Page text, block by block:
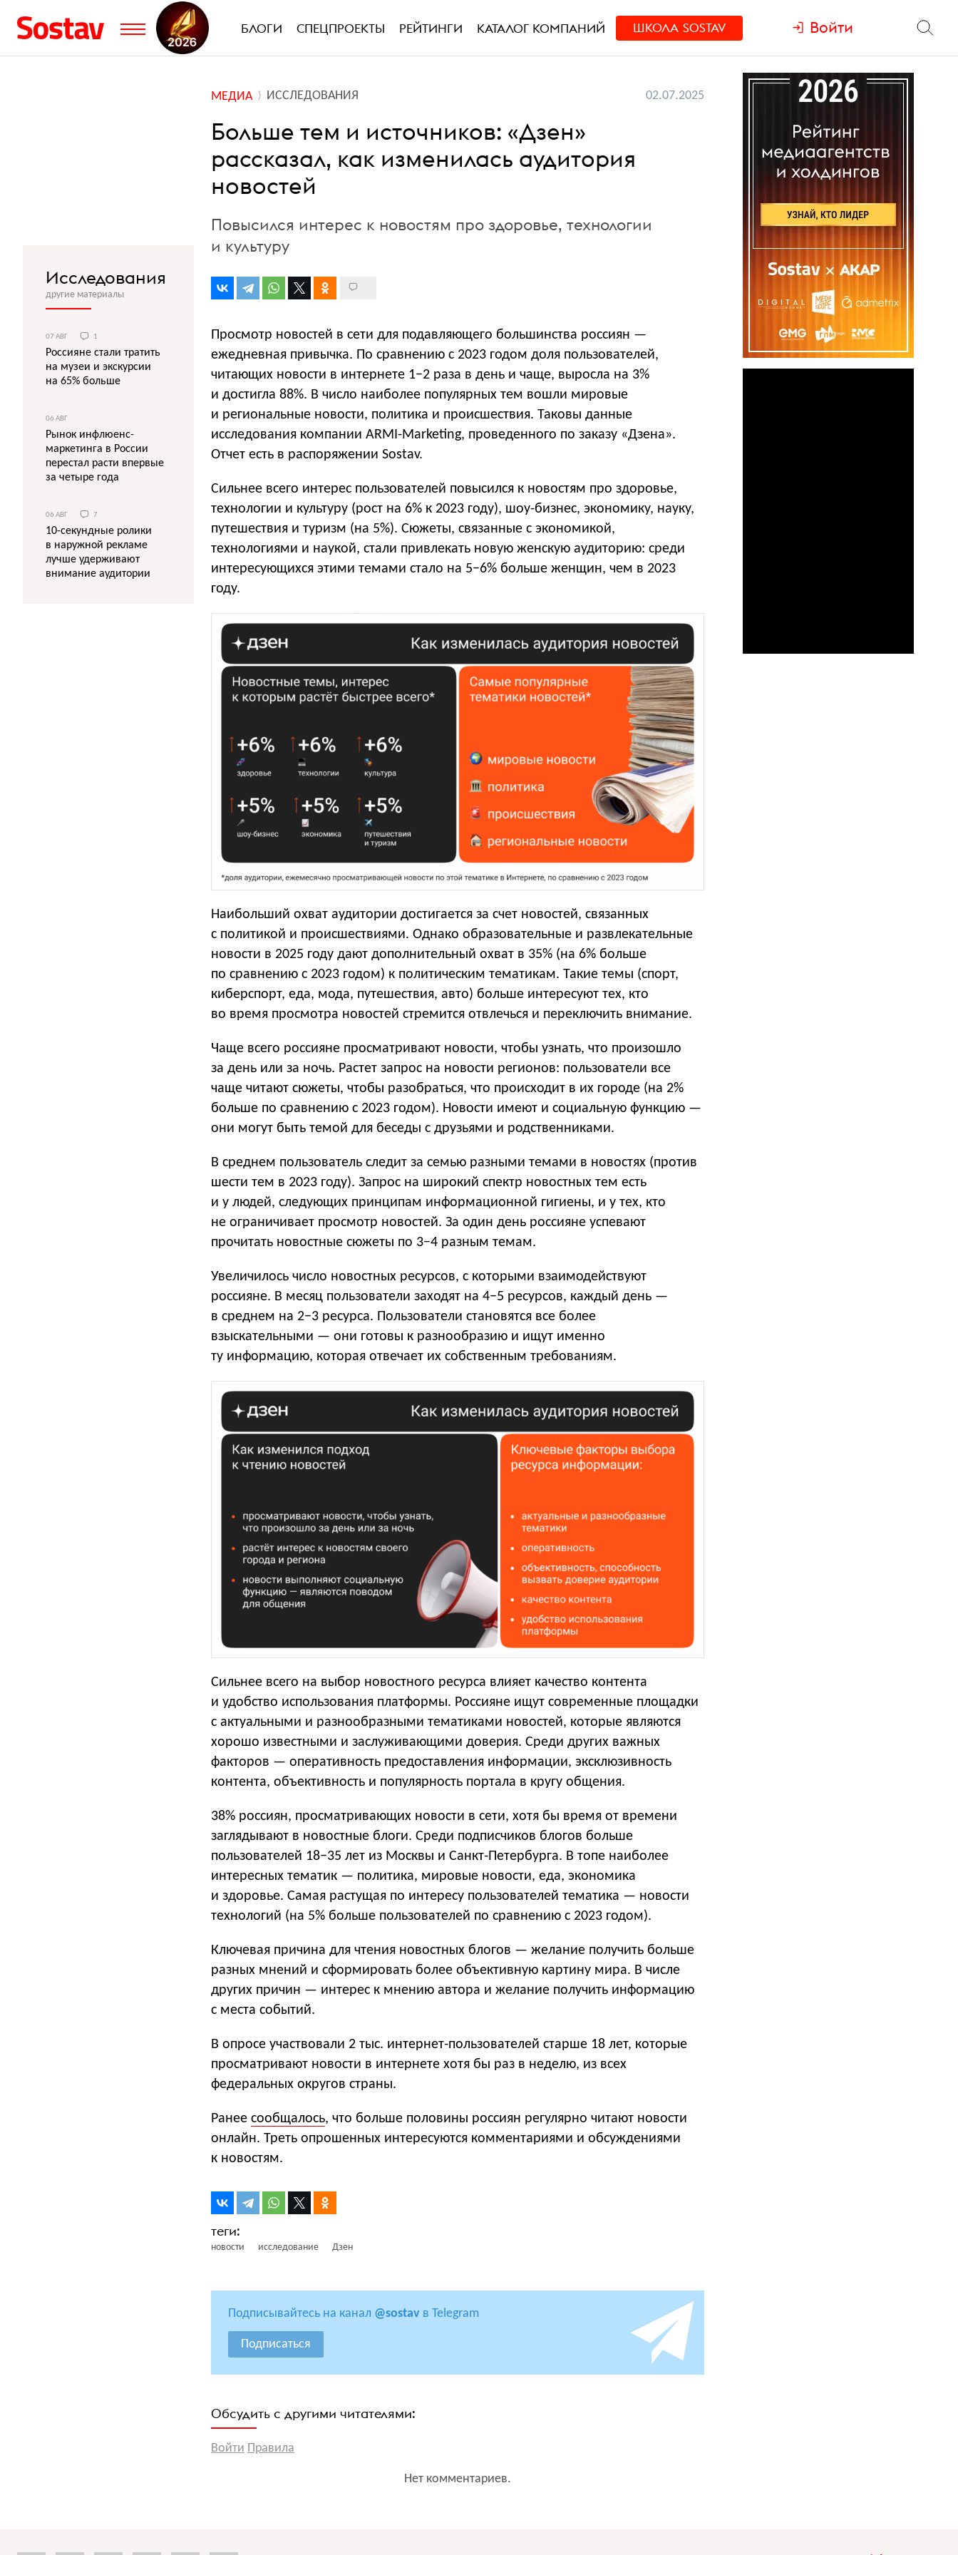
БЛОГИ СПЕЦПРОЕКТЫ РЕЙТИНГИ КАТАЛОГ КОМПАНИЙ ШКОЛА SOSTAV Войти
МЕДИА ИССЛЕДОВАНИЯ 02.07.2025
Больше тем и источников: «Дзен»
рассказал, как изменилась аудитория
новостей
Повысился интерес к новостям про здоровье, технологии
и культуру
Просмотр новостей в сети для подавляющего большинства россиян —
ежедневная привычка. По сравнению с 2023 годом доля пользователей,
читающих новости в интернете 1−2 раза в день и чаще, выросла на 3%
и достигла 88%. В число наиболее популярных тем вошли мировые
и региональные новости, политика и происшествия. Таковы данные
исследования компании ARMI-Marketing, проведенного по заказу «Дзена».
Отчет есть в распоряжении Sostav.
Сильнее всего интерес пользователей повысился к новостям про здоровье,
технологии и культуру (рост на 6% к 2023 году), шоу-бизнес, экономику, науку,
путешествия и туризм (на 5%). Сюжеты, связанные с экономикой,
технологиями и наукой, стали привлекать новую женскую аудиторию: среди
интересующихся этими темами стало на 5−6% больше женщин, чем в 2023
году.
Наибольший охват аудитории достигается за счет новостей, связанных
с политикой и происшествиями. Однако образовательные и развлекательные
новости в 2025 году дают дополнительный охват в 35% (на 6% больше
по сравнению с 2023 годом) к политическим тематикам. Такие темы (спорт,
киберспорт, еда, мода, путешествия, авто) больше интересуют тех, кто
во время просмотра новостей стремится отвлечься и переключить внимание.
Чаще всего россияне просматривают новости, чтобы узнать, что произошло
за день или за ночь. Растет запрос на новости регионов: пользователи все
чаще читают сюжеты, чтобы разобраться, что происходит в их городе (на 2%
больше по сравнению с 2023 годом). Новости имеют и социальную функцию —
они могут быть темой для беседы с друзьями и родственниками.
В среднем пользователь следит за семью разными темами в новостях (против
шести тем в 2023 году). Запрос на широкий спектр новостных тем есть
и у людей, следующих принципам информационной гигиены, и у тех, кто
не ограничивает просмотр новостей. За один день россияне успевают
прочитать новостные сюжеты по 3−4 разным темам.
Увеличилось число новостных ресурсов, с которыми взаимодействуют
россияне. В месяц пользователи заходят на 4−5 ресурсов, каждый день —
в среднем на 2−3 ресурса. Пользователи становятся все более
взыскательными — они готовы к разнообразию и ищут именно
ту информацию, которая отвечает их собственным требованиям.
Сильнее всего на выбор новостного ресурса влияет качество контента
и удобство использования платформы. Россияне ищут современные площадки
с актуальными и разнообразными тематиками новостей, которые являются
хорошо известными и заслуживающими доверия. Среди других важных
факторов — оперативность предоставления информации, эксклюзивность
контента, объективность и популярность портала в кругу общения.
38% россиян, просматривающих новости в сети, хотя бы время от времени
заглядывают в новостные блоги. Среди подписчиков блогов больше
пользователей 18−35 лет из Москвы и Санкт-Петербурга. В топе наиболее
интересных тематик — политика, мировые новости, еда, экономика
и здоровье. Самая растущая по интересу пользователей тематика — новости
технологий (на 5% больше пользователей по сравнению с 2023 годом).
Ключевая причина для чтения новостных блогов — желание получить больше
разных мнений и сформировать более объективную картину мира. В числе
других причин — интерес к мнению автора и желание получить информацию
с места событий.
В опросе участвовали 2 тыс. интернет-пользователей старше 18 лет, которые
просматривают новости в интернете хотя бы раз в неделю, из всех
федеральных округов страны.
Ранее сообщалось, что больше половины россиян регулярно читают новости
онлайн. Треть опрошенных интересуются комментариями и обсуждениями
к новостям.
новости исследование Дзен
Подписывайтесь на канал @sostav в Telegram
Подписаться
Обсудить с другими читателями:
Войти Правила
Нет комментариев.
Исследования
другие материалы
07 АВГ 1
Россияне стали тратить
на музеи и экскурсии
на 65% больше
06 АВГ
Рынок инфлюенс-
маркетинга в России
перестал расти впервые
за четыре года
06 АВГ 7
10-секундные ролики
в наружной рекламе
лучше удерживают
внимание аудитории